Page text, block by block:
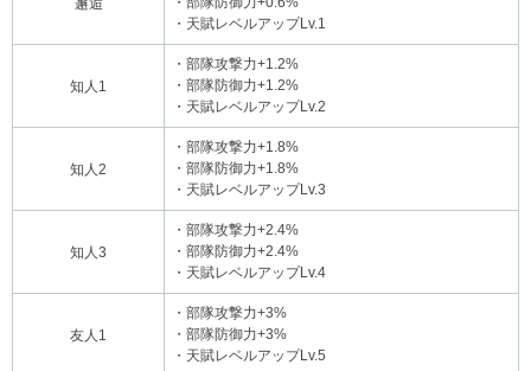
邂逅
・天賦レベルアップLv.1
知人1
・部隊攻撃力+1.2%
・部隊防御力+1.2%
・天賦レベルアップLv.2
知人2
・部隊攻撃力+1.8%
・部隊防御力+1.8%
・天賦レベルアップLv.3
知人3
・部隊攻撃力+2.4%
・部隊防御力+2.4%
・天賦レベルアップLv.4
友人1
・部隊攻撃力+3%
・部隊防御力+3%
・天賦レベルアップLv.5